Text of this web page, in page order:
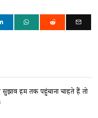
हम तक पहुंचाना चाहते हैं तो